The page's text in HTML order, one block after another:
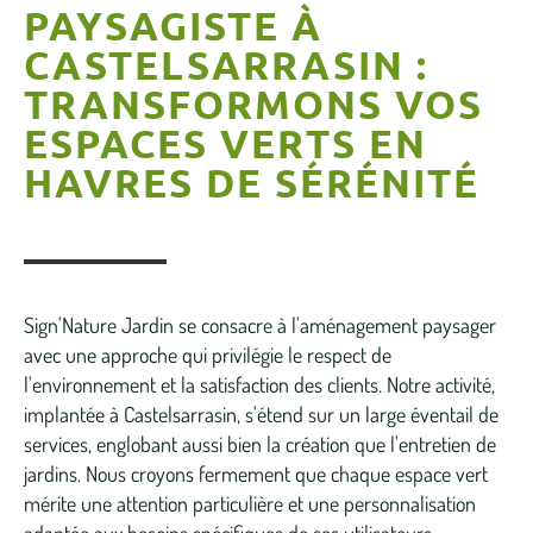
PAYSAGISTE À
CASTELSARRASIN :
TRANSFORMONS VOS
ESPACES VERTS EN
HAVRES DE SÉRÉNITÉ
Sign'Nature Jardin se consacre à l'aménagement paysager
avec une approche qui privilégie le respect de
l'environnement et la satisfaction des clients. Notre activité,
implantée à Castelsarrasin, s'étend sur un large éventail de
services, englobant aussi bien la création que l'entretien de
jardins. Nous croyons fermement que chaque espace vert
mérite une attention particulière et une personnalisation